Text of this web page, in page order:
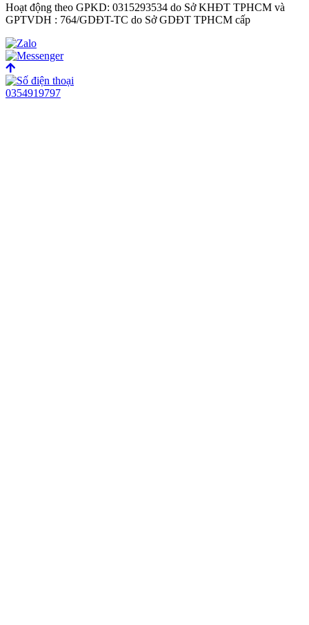
Hoạt động theo GPKD: 0315293534 do Sở KHĐT TPHCM và
GPTVDH : 764/GDĐT-TC do Sở GDĐT TPHCM cấp
0354919797